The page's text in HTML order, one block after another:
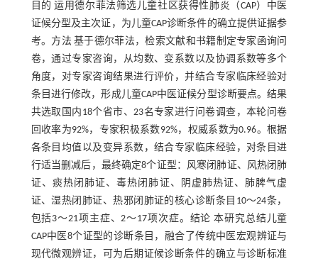
目的 运用德尔菲法筛选儿童社区获得性肺炎（CAP）中医
证候分型及主次证，为儿童CAP诊断条件的确立提供证据参
考。方法 基于德尔菲法，检索文献和书籍制定专家函询问
卷，通过专家咨询，从均数、变系数以及协调系数等多个
角度，对专家咨询结果进行评价，并结合专家临床经验对
条目进行修改，形成儿童CAP中医证候分型诊断要点。结果
共选取国内18个省市、23名专家进行问卷调查，本轮问卷
回收率为92%，专家积极系数92%，权威系数为0.96。根据
各条目均值以及变异系数，结合专家临床经验，对条目进
行适当删减后，最终确定8个证型：风寒闭肺证、风热闭肺
证、痰热闭肺证、毒热闭肺证、阴虚肺热证、肺脾气虚
证、湿热闭肺证、热邪闭肺证的核心诊断条目10～24条，
包括3～21项主症、2～17项次症。结论 本研究总结儿童
CAP中医8个证型的诊断条目，融合了传统中医宏观辨证与
现代微观辨证，可为后期证候诊断条件的确立与诊断标准